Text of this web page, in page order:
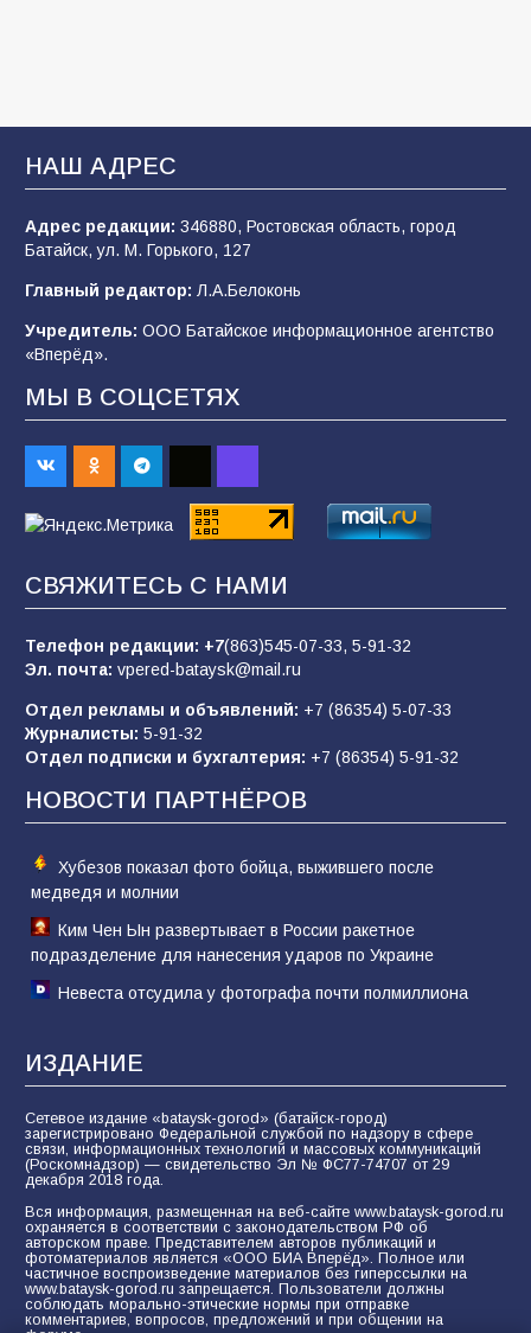
деле происходит в армии России в августе
2026 года
98 03.08.2026
«Пургу нести — не поля переходить»: почему
заявления о мобилизации — это
пропагандистский вброс
заявления Киева о мобилизации — это
отчаяние, а не разведка
80 02.08.2026
В России ответили на заявления Зеленского о
новой мобилизации
74 31.07.2026
НАШ АДРЕС
Адрес редакции: 346880, Ростовская область, город
Батайск, ул. М. Горького, 127
Главный редактор: Л.А.Белоконь
Учредитель: ООО Батайское информационное агентство
«Вперёд».
МЫ В СОЦСЕТЯХ
СВЯЖИТЕСЬ С НАМИ
Телефон редакции: +7(863)545-07-33, 5-91-32
Эл. почта: vpered-bataysk@mail.ru
Отдел рекламы и объявлений: +7 (86354) 5-07-33
Журналисты: 5-91-32
Отдел подписки и бухгалтерия: +7 (86354) 5-91-32
НОВОСТИ ПАРТНЁРОВ
Хубезов показал фото бойца, выжившего после
медведя и молнии
Ким Чен Ын развертывает в России ракетное
подразделение для нанесения ударов по Украине
Невеста отсудила у фотографа почти полмиллиона
ИЗДАНИЕ
Сетевое издание «bataysk-gorod» (батайск-город)
зарегистрировано Федеральной службой по надзору в сфере
связи, информационных технологий и массовых коммуникаций
(Роскомнадзор) — свидетельство Эл № ФС77-74707 от 29
декабря 2018 года.
Вся информация, размещенная на веб-сайте www.bataysk-gorod.ru
охраняется в соответствии с законодательством РФ об
авторском праве. Представителем авторов публикаций и
фотоматериалов является «ООО БИА Вперёд». Полное или
частичное воспроизведение материалов без гиперссылки на
www.bataysk-gorod.ru запрещается. Пользователи должны
соблюдать морально-этические нормы при отправке
комментариев, вопросов, предложений и при общении на